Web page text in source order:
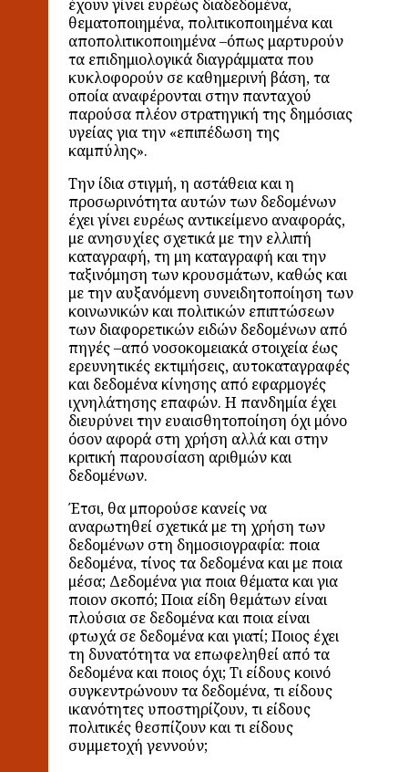
έχουν γίνει ευρέως διαδεδομένα,
θεματοποιημένα, πολιτικοποιημένα και
αποπολιτικοποιημένα –όπως μαρτυρούν
τα επιδημιολογικά διαγράμματα που
κυκλοφορούν σε καθημερινή βάση, τα
οποία αναφέρονται στην πανταχού
παρούσα πλέον στρατηγική της δημόσιας
υγείας για την «επιπέδωση της
καμπύλης».
Την ίδια στιγμή, η αστάθεια και η
προσωρινότητα αυτών των δεδομένων
έχει γίνει ευρέως αντικείμενο αναφοράς,
με ανησυχίες σχετικά με την ελλιπή
καταγραφή, τη μη καταγραφή και την
ταξινόμηση των κρουσμάτων, καθώς και
με την αυξανόμενη συνειδητοποίηση των
κοινωνικών και πολιτικών επιπτώσεων
των διαφορετικών ειδών δεδομένων από
πηγές –από νοσοκομειακά στοιχεία έως
ερευνητικές εκτιμήσεις, αυτοκαταγραφές
και δεδομένα κίνησης από εφαρμογές
ιχνηλάτησης επαφών. Η πανδημία έχει
διευρύνει την ευαισθητοποίηση όχι μόνο
όσον αφορά στη χρήση αλλά και στην
κριτική παρουσίαση αριθμών και
δεδομένων.
Έτσι, θα μπορούσε κανείς να
αναρωτηθεί σχετικά με τη χρήση των
δεδομένων στη δημοσιογραφία: ποια
δεδομένα, τίνος τα δεδομένα και με ποια
μέσα; Δεδομένα για ποια θέματα και για
ποιον σκοπό; Ποια είδη θεμάτων είναι
πλούσια σε δεδομένα και ποια είναι
φτωχά σε δεδομένα και γιατί; Ποιος έχει
τη δυνατότητα να επωφεληθεί από τα
δεδομένα και ποιος όχι; Τι είδους κοινό
συγκεντρώνουν τα δεδομένα, τι είδους
ικανότητες υποστηρίζουν, τι είδους
πολιτικές θεσπίζουν και τι είδους
συμμετοχή γεννούν;